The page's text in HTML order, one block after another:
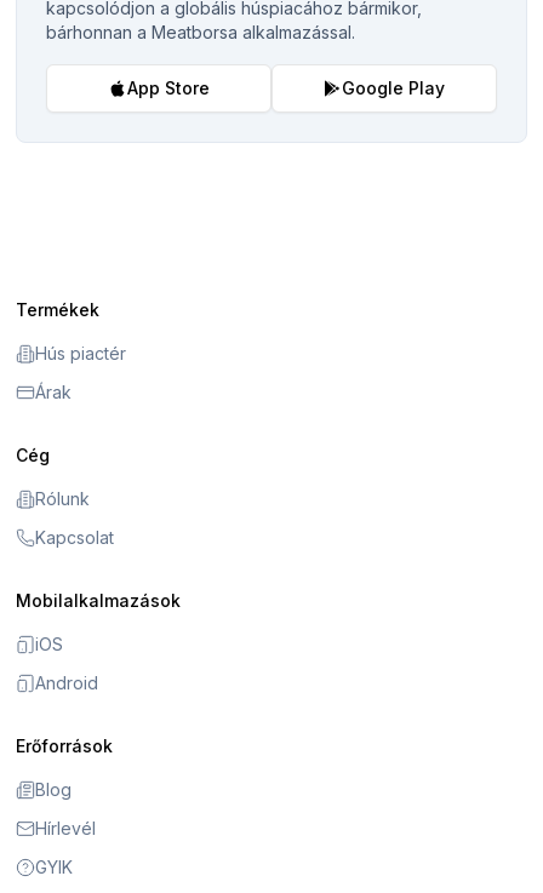
kapcsolódjon a globális húspiacához bármikor,
bárhonnan a Meatborsa alkalmazással.
App Store Google Play
Termékek
Hús piactér
Árak
Cég
Rólunk
Kapcsolat
Mobilalkalmazások
iOS
Android
Erőforrások
Blog
Hírlevél
GYIK